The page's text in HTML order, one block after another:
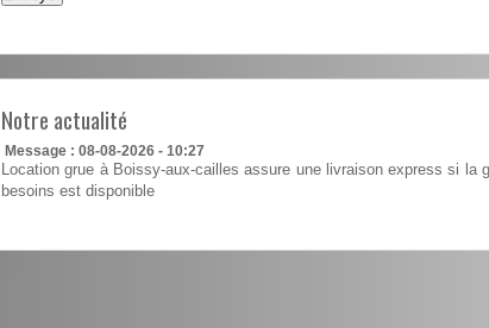
Notre actualité
Message : 08-08-2026 - 10:27
Location grue à Boissy-aux-cailles assure une livraison express si la
besoins est disponible